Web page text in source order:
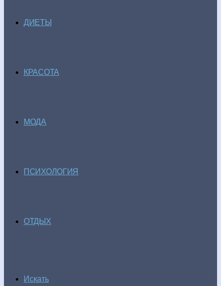
ДИЕТЫ
КРАСОТА
МОДА
ПСИХОЛОГИЯ
ОТДЫХ
Искать